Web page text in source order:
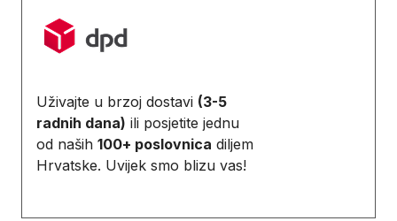
Uživajte u brzoj dostavi (3-5
radnih dana) ili posjetite jednu
od naših 100+ poslovnica diljem
Hrvatske. Uvijek smo blizu vas!